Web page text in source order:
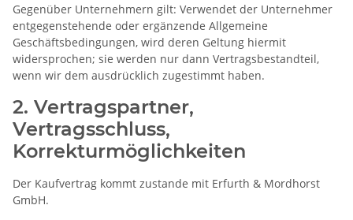
Gegenüber Unternehmern gilt: Verwendet der Unternehmer
entgegenstehende oder ergänzende Allgemeine
Geschäftsbedingungen, wird deren Geltung hiermit
widersprochen; sie werden nur dann Vertragsbestandteil,
wenn wir dem ausdrücklich zugestimmt haben.
2. Vertragspartner,
Vertragsschluss,
Korrekturmöglichkeiten
Der Kaufvertrag kommt zustande mit Erfurth & Mordhorst
GmbH.